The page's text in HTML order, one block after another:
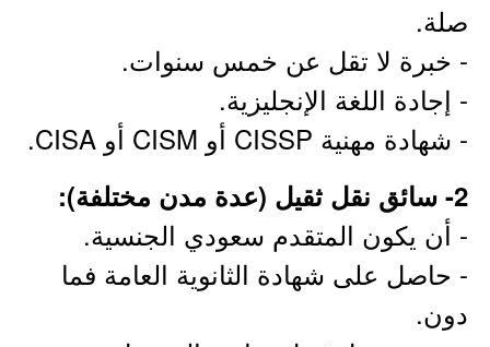
صلة.
- خبرة لا تقل عن خمس سنوات.
- إجادة اللغة الإنجليزية.
- شهادة مهنية CISSP أو CISM أو CISA.
2- سائق نقل ثقيل (عدة مدن مختلفة):
- أن يكون المتقدم سعودي الجنسية.
- حاصل على شهادة الثانوية العامة فما
دون.